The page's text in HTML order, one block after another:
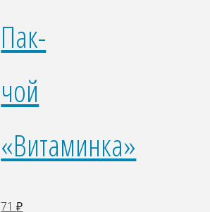
Пак-
чой
«Витаминка»
71₽